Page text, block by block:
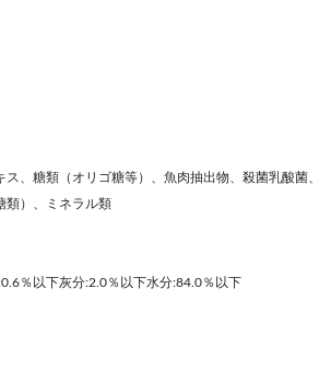
、糖類（オリゴ糖等）、魚肉抽出物、殺菌乳酸菌
類）、ミネラル類
％以下灰分:2.0％以下水分:84.0％以下